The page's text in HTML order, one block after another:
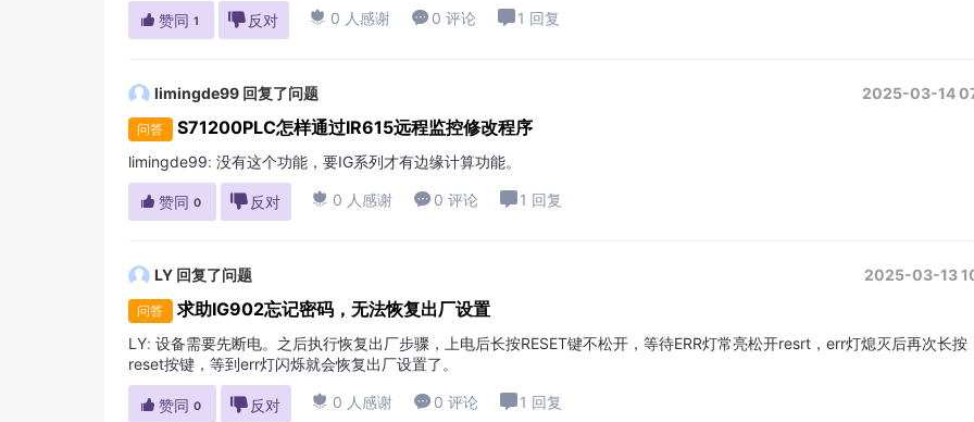
 赞同 1  反对  0 人感谢  0 评论 1 回复
limingde99 回复了问题 2025-03-14
问答 S71200PLC怎样通过IR615远程监控修改程序
limingde99: 没有这个功能，要IG系列才有边缘计算功能。
 赞同 0 反对  0 人感谢  0 评论 1 回复
LY 回复了问题 2025-03-13
问答 求助IG902忘记密码，无法恢复出厂设置
LY: 设备需要先断电。之后执行恢复出厂步骤，上电后长按RESET键不松开，等待ERR灯常亮松开resrt，err灯熄灭后再次长按
reset按键，等到err灯闪烁就会恢复出厂设置了。
 赞同 0  反对  0 人感谢  0 评论 1 回复